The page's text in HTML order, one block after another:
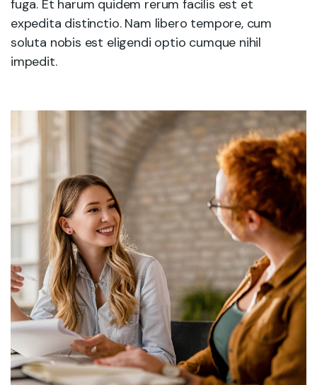
fuga. Et harum quidem rerum facilis est et
expedita distinctio. Nam libero tempore, cum
soluta nobis est eligendi optio cumque nihil
impedit.